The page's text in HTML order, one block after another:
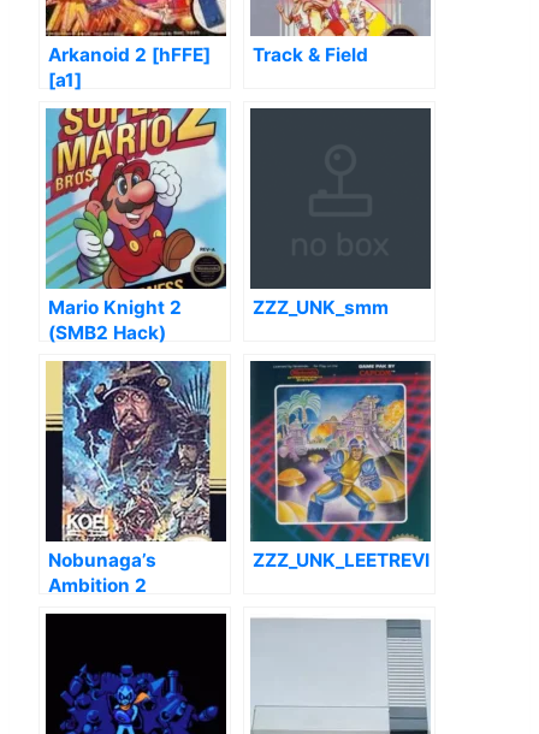
Arkanoid 2 [hFFE]
[a1]
Track & Field
Mario Knight 2
(SMB2 Hack)
ZZZ_UNK_smm
Nobunaga’s
Ambition 2
ZZZ_UNK_LEETREVI